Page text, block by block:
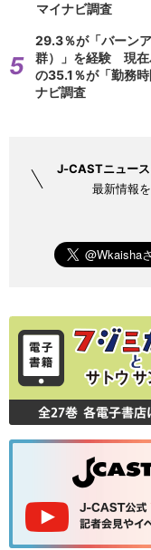
マイナビ調査
29.3％が「バーン
群）」を経験 現在
の35.1％が「勤務
ナビ調査
J-CASTニュース
最新情報